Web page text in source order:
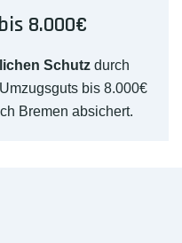
8.000€
Schutz durch
bis 8.000€
Bremen absichert.